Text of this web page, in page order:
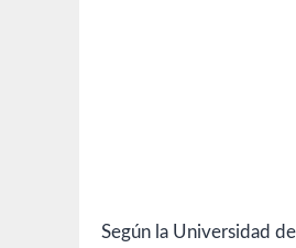
Según la Universidad